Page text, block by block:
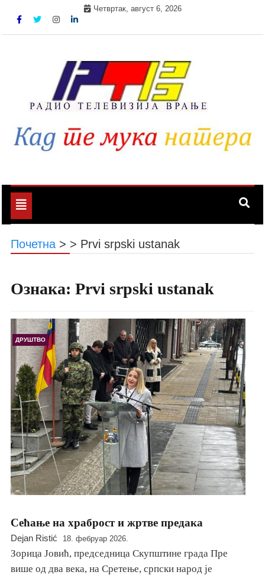
Четвртак, август 6, 2026
Toggle
navigation
Почетна > > Prvi srpski ustanak
Ознака: Prvi srpski ustanak
ДРУШТВО
Сећање на храброст и жртве предака
Dejan Ristić 18. фебруар 2026.
Зорица Јовић, председница Скупштине града Пре
више од два века, на Сретење, српски народ је